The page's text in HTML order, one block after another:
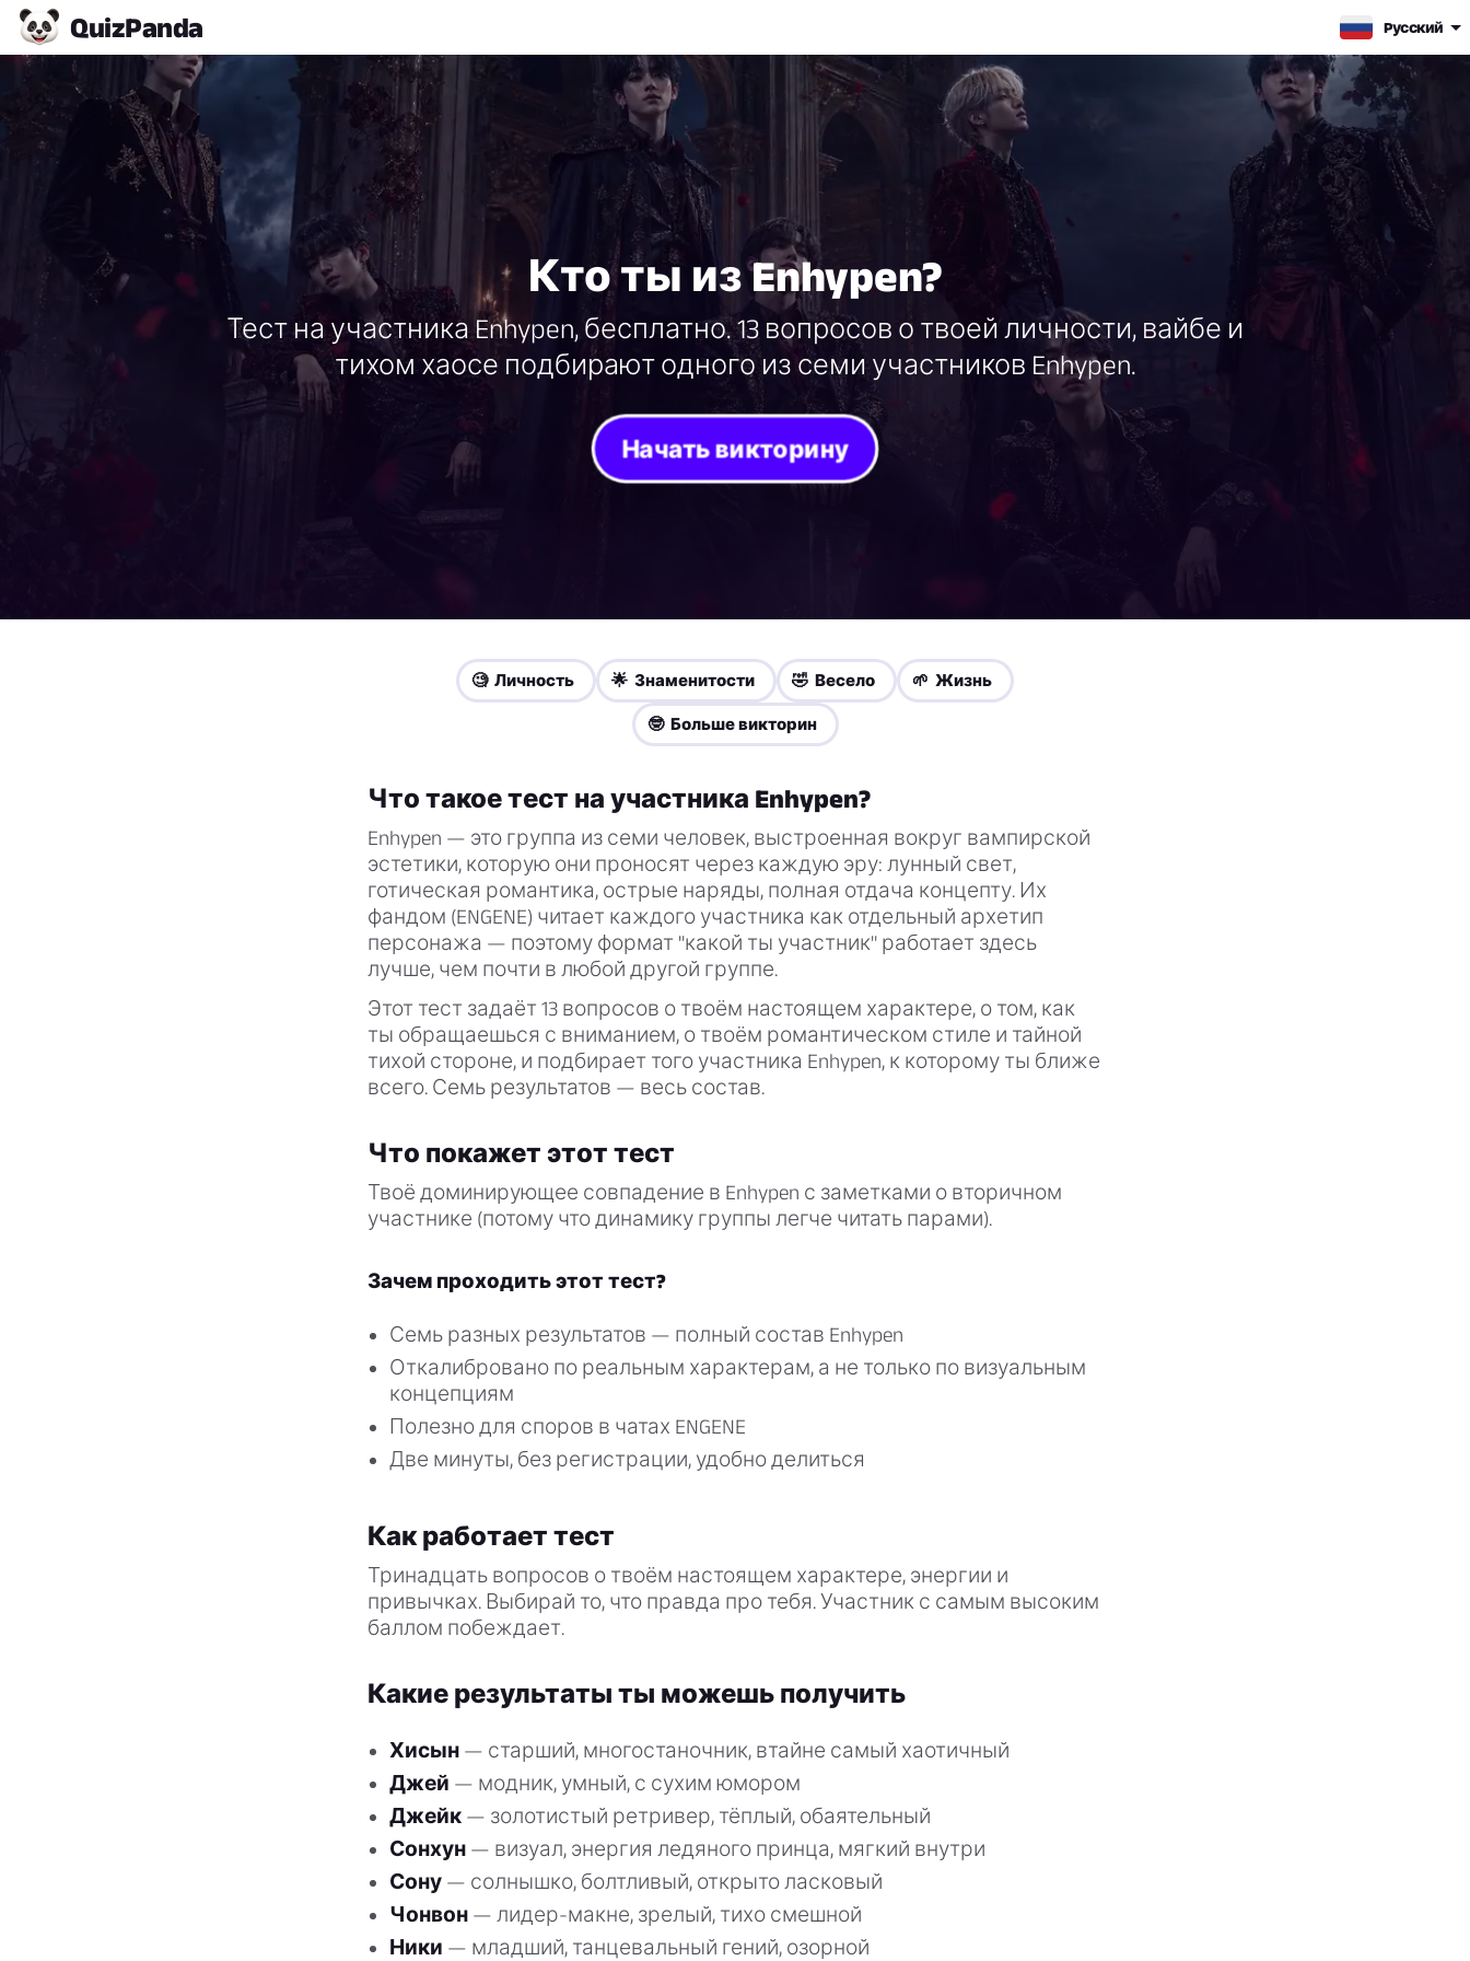
QuizPanda Pусский
Кто ты из Enhypen?
Тест на участника Enhypen, бесплатно. 13 вопросов о твоей личности, вайбе и
тихом хаосе подбирают одного из семи участников Enhypen.
Начать викторину
🧐 Личность 🌟 Знаменитости 🤣 Весело 🌱 Жизнь
🤓 Больше викторин
Что такое тест на участника Enhypen?
Enhypen — это группа из семи человек, выстроенная вокруг вампирской
эстетики, которую они проносят через каждую эру: лунный свет,
готическая романтика, острые наряды, полная отдача концепту. Их
фандом (ENGENE) читает каждого участника как отдельный архетип
персонажа — поэтому формат "какой ты участник" работает здесь
лучше, чем почти в любой другой группе.
Этот тест задаёт 13 вопросов о твоём настоящем характере, о том, как
ты обращаешься с вниманием, о твоём романтическом стиле и тайной
тихой стороне, и подбирает того участника Enhypen, к которому ты ближе
всего. Семь результатов — весь состав.
Что покажет этот тест
Твоё доминирующее совпадение в Enhypen с заметками о вторичном
участнике (потому что динамику группы легче читать парами).
Зачем проходить этот тест?
Семь разных результатов — полный состав Enhypen
Откалибровано по реальным характерам, а не только по визуальным
концепциям
Полезно для споров в чатах ENGENE
Две минуты, без регистрации, удобно делиться
Как работает тест
Тринадцать вопросов о твоём настоящем характере, энергии и
привычках. Выбирай то, что правда про тебя. Участник с самым высоким
баллом побеждает.
Какие результаты ты можешь получить
Хисын — старший, многостаночник, втайне самый хаотичный
Джей — модник, умный, с сухим юмором
Джейк — золотистый ретривер, тёплый, обаятельный
Сонхун — визуал, энергия ледяного принца, мягкий внутри
Сону — солнышко, болтливый, открыто ласковый
Чонвон — лидер-макне, зрелый, тихо смешной
Ники — младший, танцевальный гений, озорной